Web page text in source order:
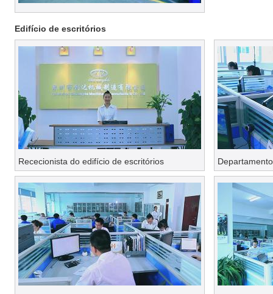
Edifício de escritórios
Rececionista do edifício de escritórios